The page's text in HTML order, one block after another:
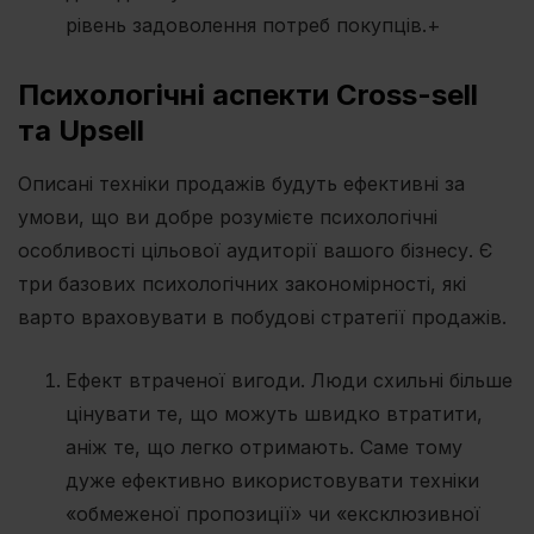
рівень задоволення потреб покупців.+
Психологічні аспекти Cross-sell
та Upsell
Описані техніки продажів будуть ефективні за
умови, що ви добре розумієте психологічні
особливості цільової аудиторії вашого бізнесу. Є
три базових психологічних закономірності, які
варто враховувати в побудові стратегії продажів.
Ефект втраченої вигоди. Люди схильні більше
цінувати те, що можуть швидко втратити,
аніж те, що легко отримають. Саме тому
дуже ефективно використовувати техніки
«обмеженої пропозиції» чи «ексклюзивної